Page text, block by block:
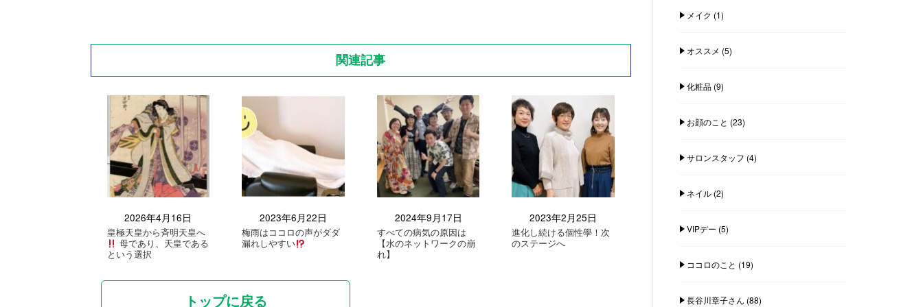
関連記事
2026年4月16日
皇極天皇から斉明天皇へ
母であり、天皇である
という選択
2023年6月22日
梅雨はココロの声がダダ
漏れしやすい
2024年9月17日
すべての病気の原因は
【水のネットワークの崩
れ】
2023年2月25日
進化し続ける個性學！次
のステージへ
トップに戻る
メイク (1)
オススメ (5)
化粧品(9)
お顔のこと (23)
サロンスタッフ (4)
ネイル(2)
VIPデー (5)
ココロのこと (19)
長谷川章子さん (88)